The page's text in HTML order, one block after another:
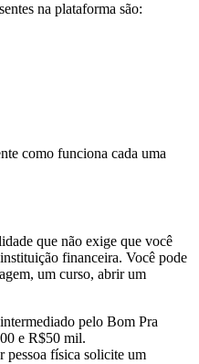
na plataforma são:
como funciona cada uma
que não exige que você
financeira. Você pode
um curso, abrir um
pelo Bom Pra
e R$50 mil.
pessoa física solicite um